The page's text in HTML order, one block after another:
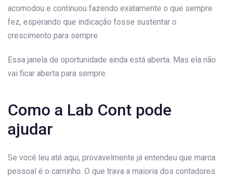
acomodou e continuou fazendo exatamente o que sempre
fez, esperando que indicação fosse sustentar o
crescimento para sempre.
Essa janela de oportunidade ainda está aberta. Mas ela não
vai ficar aberta para sempre.
Como a Lab Cont pode
ajudar
Se você leu até aqui, provavelmente já entendeu que marca
pessoal é o caminho. O que trava a maioria dos contadores